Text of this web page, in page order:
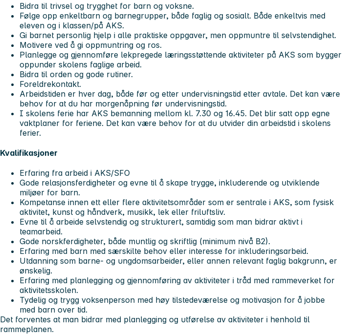
Bidra til trivsel og trygghet for barn og voksne.
Følge opp enkeltbarn og barnegrupper, både faglig og sosialt. Både enkeltvis med
eleven og i klassen/på AKS.
Gi barnet personlig hjelp i alle praktiske oppgaver, men oppmuntre til selvstendighet.
Motivere ved å gi oppmuntring og ros.
Planlegge og gjennomføre lekpregede læringsstøttende aktiviteter på AKS som bygger
oppunder skolens faglige arbeid.
Bidra til orden og gode rutiner.
Foreldrekontakt.
Arbeidstiden er hver dag, både før og etter undervisningstid etter avtale. Det kan være
behov for at du har morgenåpning før undervisningstid.
I skolens ferie har AKS bemanning mellom kl. 7.30 og 16.45. Det blir satt opp egne
vaktplaner for feriene. Det kan være behov for at du utvider din arbeidstid i skolens
ferier.
Kvalifikasjoner
Erfaring fra arbeid i AKS/SFO
Gode relasjonsferdigheter og evne til å skape trygge, inkluderende og utviklende
miljøer for barn.
Kompetanse innen ett eller flere aktivitetsområder som er sentrale i AKS, som fysisk
aktivitet, kunst og håndverk, musikk, lek eller friluftsliv.
Evne til å arbeide selvstendig og strukturert, samtidig som man bidrar aktivt i
teamarbeid.
Gode norskferdigheter, både muntlig og skriftlig (minimum nivå B2).
Erfaring med barn med særskilte behov eller interesse for inkluderingsarbeid.
Utdanning som barne- og ungdomsarbeider, eller annen relevant faglig bakgrunn, er
ønskelig.
Erfaring med planlegging og gjennomføring av aktiviteter i tråd med rammeverket for
aktivitetsskolen.
Tydelig og trygg voksenperson med høy tilstedeværelse og motivasjon for å jobbe
med barn over tid.
Det forventes at man bidrar med planlegging og utførelse av aktiviteter i henhold til
rammeplanen.